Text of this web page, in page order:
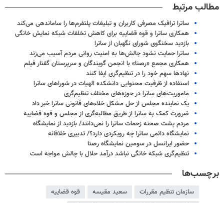
مطالب مرتبط
ساترا ترافیک مصرفی کاربران و تبلیغات پلتفرم‌ها را ساماندهی می‌کند
همکاری ساترا و قوه قضاییه برای کاهش تخلفات شبکه نمایش خانگی
بازدید سخنگوی شورای نگهبان از ساترا
ساترا حمایت نشود چالش‌ها به امنیت روانی مردم آسیب می‌زند
همکاری مجمع «رصتا» با انجمن گویندگان و سرپرستان گفتار فیلم
نهادها سهم خود را در تنظیم‌گری ایفا کنند
استفاده از ظرفیت محتوایی دانشکده الهیات در شوراهای ساترا
ماموریت‌های ساترا در حوزه‌های مختلف تنظیم‌گری
یک نماینده مجلس از حل مشکل خلاءهای قانونی ساترا خبر داد
ضرورت کمک به ساترا از طریق مطالبه‌گری از مجلس و قوه قضاییه
مردم پشت صحنه زحمات ساترا را نمی‌دانند/ بازدید از نمایشگاه
نمایشگاه دائمی ساترا چه رویکردی دارد؟/ تدبیری خلاقانه
حضور ایرانسل در سومین نمایشگاه رصتا
تنظیم‌گری شبکه خانگی نباشد درآمد حلال با چالش مواجه است
برچسب‌ها
سازمان تنظیم مقررات سعید مقیسه
قوه قضاییه